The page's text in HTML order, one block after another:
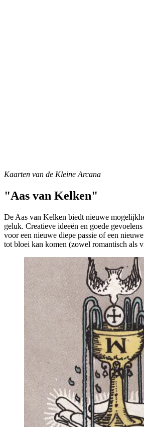
Kaarten van de Kleine Arcana
"Aas van Kelken"
De Aas van Kelken biedt nieuwe
geluk. Creatieve ideeën en goede
voor een nieuwe diepe passie of een
tot bloei kan komen (zowel romantisch als